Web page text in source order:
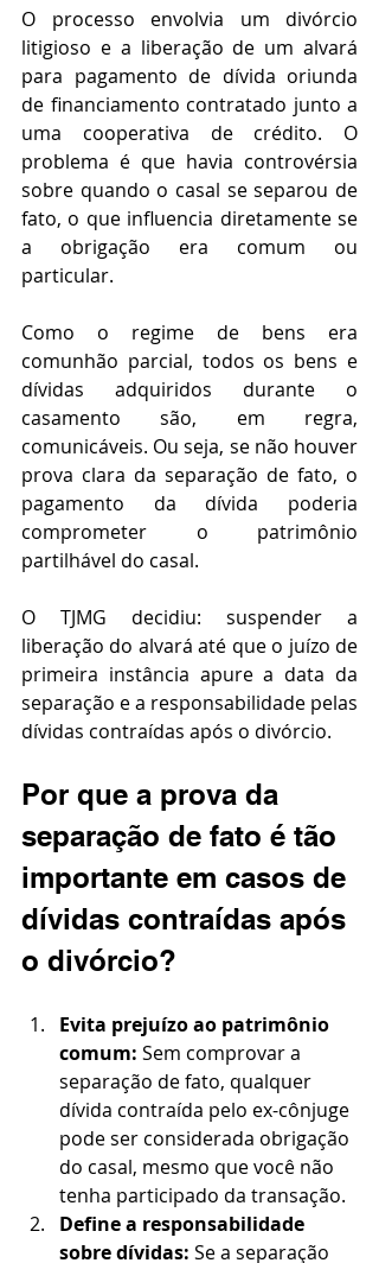
O processo envolvia um divórcio
litigioso e a liberação de um alvará
para pagamento de dívida oriunda
de financiamento contratado junto a
uma cooperativa de crédito. O
problema é que havia controvérsia
sobre quando o casal se separou de
fato, o que influencia diretamente se
a obrigação era comum ou
particular.
Como o regime de bens era
comunhão parcial, todos os bens e
dívidas adquiridos durante o
casamento são, em regra,
comunicáveis. Ou seja, se não houver
prova clara da separação de fato, o
pagamento da dívida poderia
comprometer o patrimônio
partilhável do casal.
O TJMG decidiu: suspender a
liberação do alvará até que o juízo de
primeira instância apure a data da
separação e a responsabilidade pelas
dívidas contraídas após o divórcio.
Por que a prova da
separação de fato é tão
importante em casos de
dívidas contraídas após
o divórcio?
Evita prejuízo ao patrimônio
comum: Sem comprovar a
separação de fato, qualquer
dívida contraída pelo ex-cônjuge
pode ser considerada obrigação
do casal, mesmo que você não
tenha participado da transação.
Define a responsabilidade
sobre dívidas: Se a separação